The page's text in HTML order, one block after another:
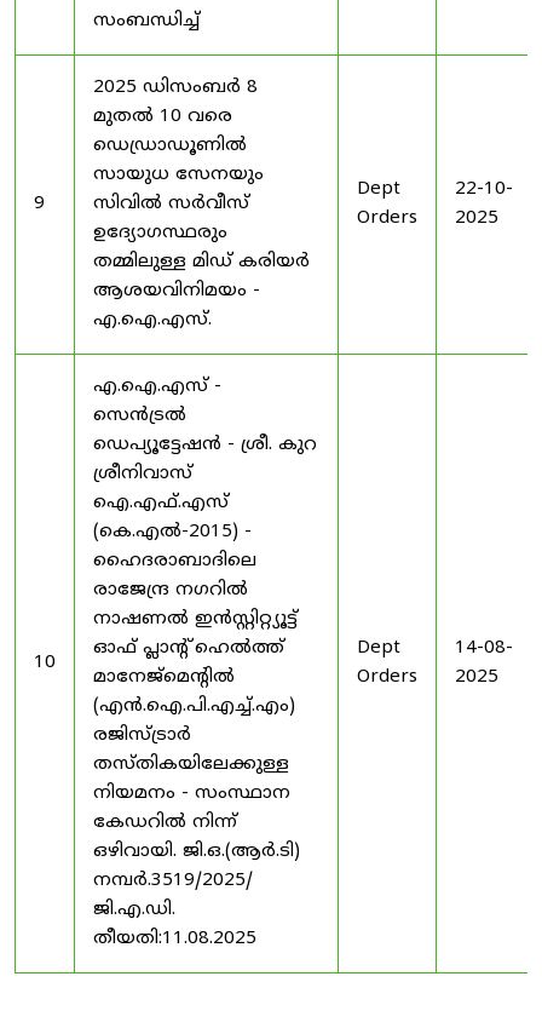
സംബന്ധിച്ച്
9
2025 ഡിസംബർ 8
മുതൽ 10 വരെ
ഡെഡ്രാഡൂണിൽ
സായുധ സേനയും
സിവിൽ സർവീസ്
ഉദ്യോഗസ്ഥരും
തമ്മിലുള്ള മിഡ് കരിയർ
ആശയവിനിമയം -
എ.ഐ.എസ്.
Dept
Orders
22-10-
2025
10
എ.ഐ.എസ് -
സെൻട്രൽ
ഡെപ്യൂട്ടേഷൻ - ശ്രീ. കുറ
ശ്രീനിവാസ്
ഐ.എഫ്.എസ്
(കെ.എൽ-2015) -
ഹൈദരാബാദിലെ
രാജേന്ദ്ര നഗറിൽ
നാഷണൽ ഇൻസ്റ്റിറ്റ്യൂട്ട്
ഓഫ് പ്ലാന്റ് ഹെൽത്ത്
മാനേജ്‌മെന്റിൽ
(എൻ.ഐ.പി.എച്ച്.എം)
രജിസ്ട്രാർ
തസ്തികയിലേക്കുള്ള
നിയമനം - സംസ്ഥാന
കേഡറിൽ നിന്ന്
ഒഴിവായി. ജി.ഒ.(ആർ.ടി)
നമ്പർ.3519/2025/
ജി.എ.ഡി.
തീയതി:11.08.2025
Dept
Orders
14-08-
2025